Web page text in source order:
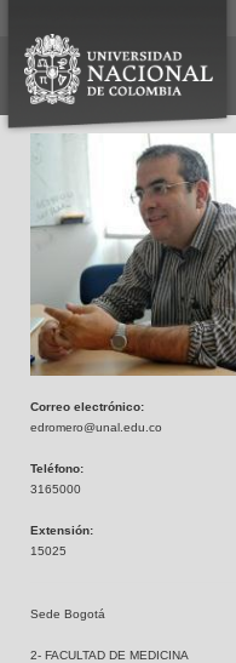
Correo electrónico:
edromero@unal.edu.co
Teléfono:
3165000
Extensión:
15025
Sede Bogotá
2- FACULTAD DE MEDICINA